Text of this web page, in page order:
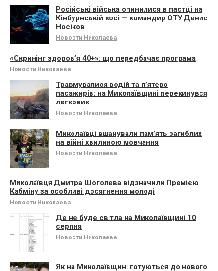
Російські війська опинилися в пастці на
Кінбурнській косі — командир ОТУ Денис
Носіков
Новости Николаева
«Скринінг здоров’я 40+»: що передбачає програма
Новости Николаева
Травмувалися водій та п’ятеро
пасажирів: на Миколаївщині перекинувся
легковик
Новости Николаева
Миколаївці вшанували памʼять загиблих
на війні хвилиною мовчання
Новости Николаева
Миколаївця Дмитра Щоголева відзначили Премією
Кабміну за особливі досягнення молоді
Новости Николаева
Де не буде світла на Миколаївщині 10
серпня
Новости Николаева
Як на Миколаївщині готуються до нового